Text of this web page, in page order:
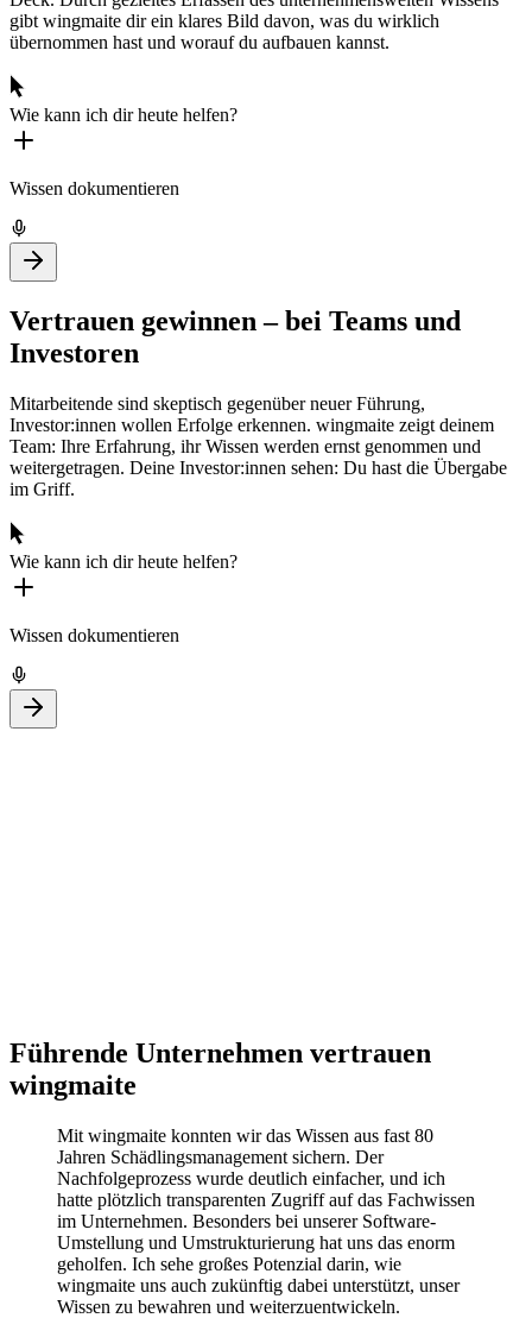
gibt wingmaite dir ein klares Bild davon, was du wirklich
übernommen hast und worauf du aufbauen kannst.
Wie kann ich dir heute helfen?
Wissen dokumentieren
Vertrauen gewinnen – bei Teams und
Investoren
Mitarbeitende sind skeptisch gegenüber neuer Führung,
Investor:innen wollen Erfolge erkennen. wingmaite zeigt deinem
Team: Ihre Erfahrung, ihr Wissen werden ernst genommen und
weitergetragen. Deine Investor:innen sehen: Du hast die Übergabe
im Griff.
Wie kann ich dir heute helfen?
Wissen dokumentieren
Führende Unternehmen vertrauen
wingmaite
Mit wingmaite konnten wir das Wissen aus fast 80
Jahren Schädlingsmanagement sichern. Der
Nachfolgeprozess wurde deutlich einfacher, und ich
hatte plötzlich transparenten Zugriff auf das Fachwissen
im Unternehmen. Besonders bei unserer Software-
Umstellung und Umstrukturierung hat uns das enorm
geholfen. Ich sehe großes Potenzial darin, wie
wingmaite uns auch zukünftig dabei unterstützt, unser
Wissen zu bewahren und weiterzuentwickeln.